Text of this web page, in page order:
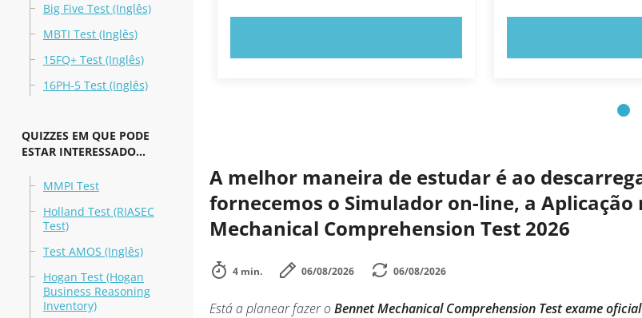
Big Five Test (Inglês)
MBTI Test (Inglês)
15FQ+ Test (Inglês)
16PH-5 Test (Inglês)
QUIZZES EM QUE PODE
ESTAR INTERESSADO...
MMPI Test
Holland Test (RIASEC
Test)
Test AMOS (Inglês)
Hogan Test (Hogan
Business Reasoning
Inventory)
A melhor maneira de estudar é ao
fornecemos o Simulador on-line, a
Mechanical Comprehension Test 2026
4 min. 06/08/2026 06/08/2026
Está a planear fazer oBennet Mechanical Comprehension Test exame oficial